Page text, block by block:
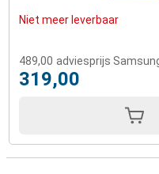
Niet meer leverbaar
489,00 adviesprijs
319,00